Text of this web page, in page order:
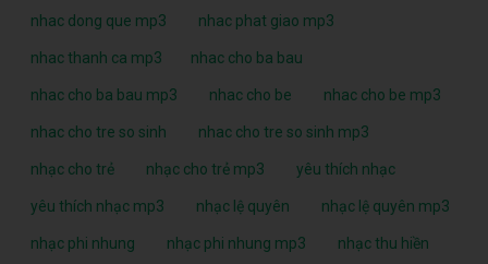
nhac dong que mp3 nhac phat giao mp3
nhac thanh ca mp3 nhac cho ba bau
nhac cho ba bau mp3 nhac cho be nhac cho be mp3
nhac cho tre so sinh nhac cho tre so sinh mp3
nhạc cho trẻ nhạc cho trẻ mp3 yêu thích nhạc
yêu thích nhạc mp3 nhạc lệ quyên nhạc lệ quyên mp3
nhạc phi nhung nhạc phi nhung mp3 nhạc thu hiền